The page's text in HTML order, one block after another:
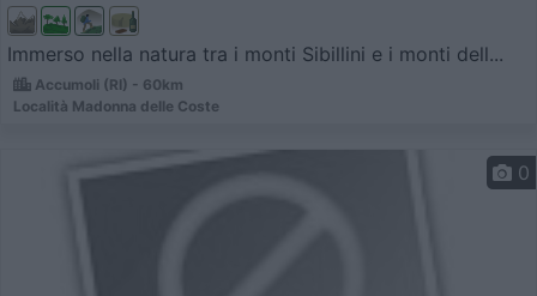
Immerso nella natura tra i monti Sibillini e i monti dell...
Accumoli (RI) - 60km
Località Madonna delle Coste
0